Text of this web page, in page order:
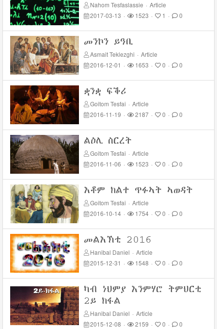
Nahom Tesfaslassie · Article
2017-03-13 · 1523 · 1 · 0
መንኮን ይዓቢ
Asmait Teklezghi · Article
2016-12-01 · 1653 · 0 · 0
ቋንቋ ፍቕሪ
Goitom Tesfai · Article
2016-11-19 · 2187 · 0 · 0
ልዕሊ ስርረት
Goitom Tesfai · Article
2016-11-06 · 1523 · 0 · 0
እቶም ክልተ ጥፉኣት ኣወዳት
Goitom Tesfai · Article
2016-10-14 · 1754 · 0 · 0
መልእኽቲ 2016
Hanibal Daniel · Article
2015-12-31 · 1548 · 0 · 0
ካብ ነህምያ እንምሃሮ ትምህርቲ
2ይ ክፋል
Hanibal Daniel · Article
2015-12-08 · 2159 · 0 · 0